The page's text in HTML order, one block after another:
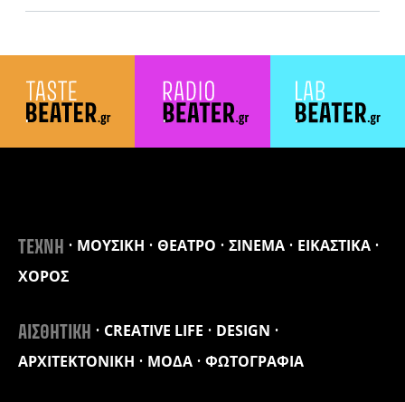
ΤΕΧΝΗ ΜΟΥΣΙΚΗ ΘΕΑΤΡΟ ΣΙΝΕΜΑ
ΕΙΚΑΣΤΙΚΑ
ΧΟΡΟΣ
ΑΙΣΘΗΤΙΚΗ CREATIVE LIFE
DESIGN
ΑΡΧΙΤΕΚΤΟΝΙΚΗ
ΜΟΔΑ ΦΩΤΟΓΡΑΦΙΑ